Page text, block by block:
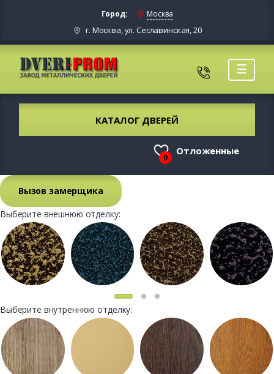
Город: Москва
г. Москва, ул. Сеславинская, 20
☰
КАТАЛОГ ДВЕРЕЙ
0
Отложенные
Вызов замерщика
Выберите внешнюю отделку:
Выберите внутреннюю отделку: